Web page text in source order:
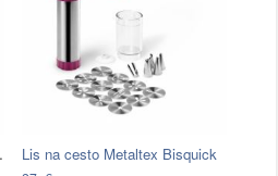
cm Lis na cesto Metaltex Bisquick